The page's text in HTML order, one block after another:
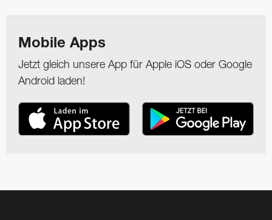
Mobile Apps
Jetzt gleich unsere App für Apple iOS oder Google
Android laden!